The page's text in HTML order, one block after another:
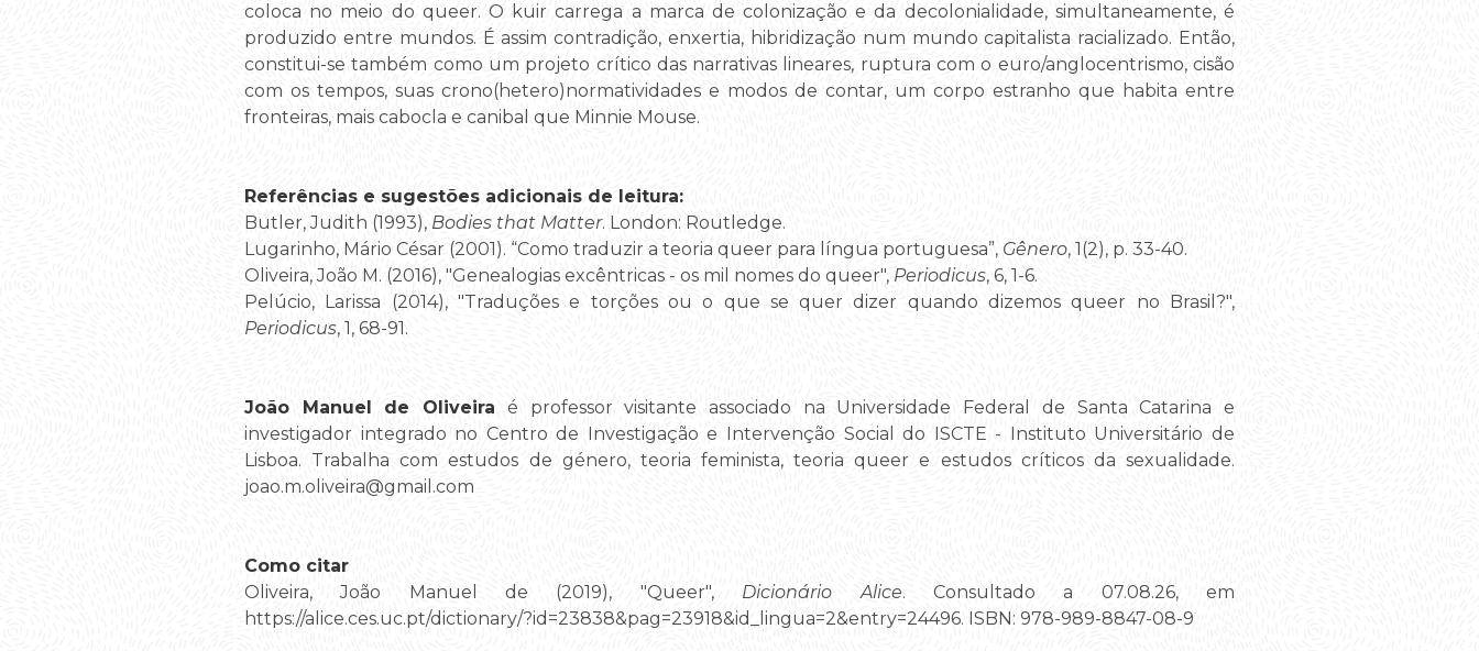
coloca no meio do queer. O kuir carrega a marca de colonização e da decolonialidade, simultaneamente, é
produzido entre mundos. É assim contradição, enxertia, hibridização num mundo capitalista racializado. Então,
constitui-se também como um projeto crítico das narrativas lineares, ruptura com o euro/anglocentrismo, cisão
com os tempos, suas crono(hetero)normatividades e modos de contar, um corpo estranho que habita entre
fronteiras, mais cabocla e canibal que Minnie Mouse.
Referências e sugestões adicionais de leitura:
Butler, Judith (1993), Bodies that Matter. London: Routledge.
Lugarinho, Mário César (2001). “Como traduzir a teoria queer para língua portuguesa”, Gênero, 1(2), p. 33-40.
Oliveira, João M. (2016), "Genealogias excêntricas - os mil nomes do queer", Periodicus, 6, 1-6.
Pelúcio, Larissa (2014), "Traduções e torções ou o que se quer dizer quando dizemos queer no Brasil?",
Periodicus, 1, 68-91.
João Manuel de Oliveira é professor visitante associado na Universidade Federal de Santa Catarina e
investigador integrado no Centro de Investigação e Intervenção Social do ISCTE - Instituto Universitário de
Lisboa. Trabalha com estudos de género, teoria feminista, teoria queer e estudos críticos da sexualidade.
joao.m.oliveira@gmail.com
Como citar
Oliveira, João Manuel de (2019), "Queer", Dicionário Alice. Consultado a 07.08.26, em
https://alice.ces.uc.pt/dictionary/?id=23838&pag=23918&id_lingua=2&entry=24496. ISBN: 978-989-8847-08-9